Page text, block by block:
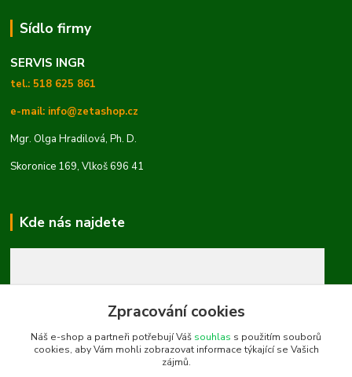
Sídlo firmy
SERVIS INGR
tel.: 518 625 861
e-mail: info@zetashop.cz
Mgr. Olga Hradilová, Ph. D.
Skoronice 169, Vlkoš 696 41
Kde nás najdete
Zpracování cookies
Náš e-shop a partneři potřebují Váš souhlas s použitím souborů
cookies, aby Vám mohli zobrazovat informace týkající se Vašich
zájmů.